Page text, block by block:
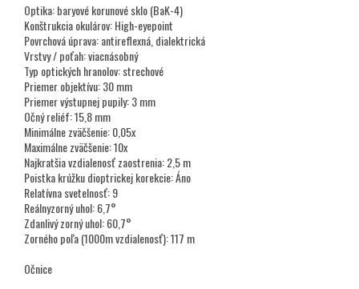
Optika: baryové korunové sklo (BaK-4)
Konštrukcia okulárov: High-eyepoint
Povrchová úprava: antireflexná, dialektrická
Vrstvy / poťah: viacnásobný
Typ optických hranolov: strechové
Priemer objektívu: 30 mm
Priemer výstupnej pupily: 3 mm
Očný reliéf: 15,8 mm
Minimálne zväčšenie: 0,05x
Maximálne zväčšenie: 10x
Najkratšia vzdialenosť zaostrenia: 2,5 m
Poistka krúžku dioptrickej korekcie: Áno
Relatívna svetelnosť: 9
Reálnyzorný uhol: 6,7°
Zdanlivý zorný uhol: 60,7°
Zorného poľa (1000m vzdialenosť): 117 m
Očnice